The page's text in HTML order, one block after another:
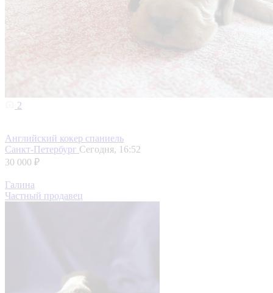
2
Английский кокер спаниель
Санкт-Петербург Сегодня, 16:52
30 000 ₽
Галина
Частный продавец